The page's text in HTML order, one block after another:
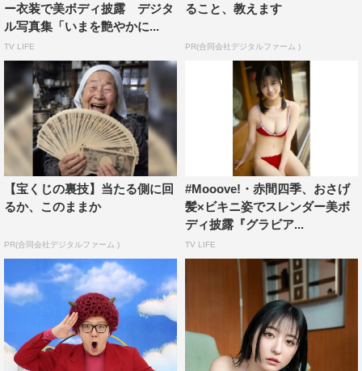
ー衣装で美ボディ披露 デジタ
ル写真集「いまを艶やかに...
TV LIFE
ること、教えます
PR(合同会社デジタルファーム )
【宝くじの裏技】当たる側に回
るか、このままか
PR(合同会社デジタルファーム )
#Mooove!・赤間四季、おさげ
髪×ビキニ姿でスレンダー美ボ
ディ披露『グラビア...
TV LIFE